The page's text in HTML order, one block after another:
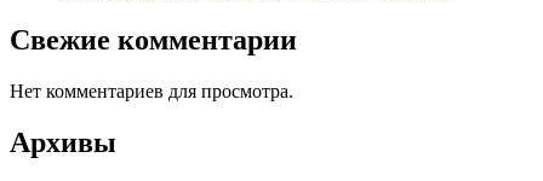
Свежие комментарии
Нет комментариев для просмотра.
Архивы